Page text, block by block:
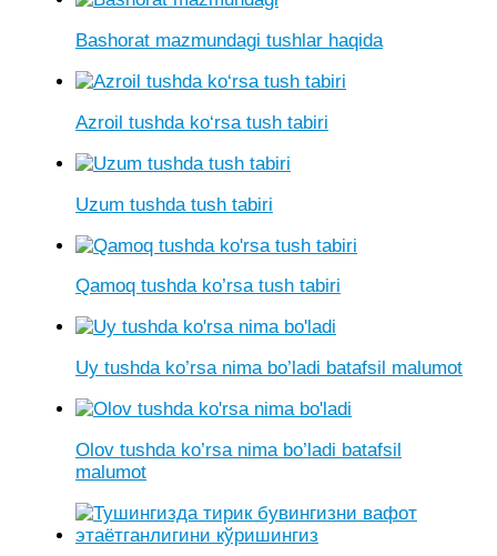
Bashorat mazmundagi tushlar haqida
Azroil tushda ko‘rsa tush tabiri
Uzum tushda tush tabiri
Qamoq tushda ko’rsa tush tabiri
Uy tushda ko’rsa nima bo’ladi batafsil malumot
Olov tushda ko’rsa nima bo’ladi batafsil
malumot